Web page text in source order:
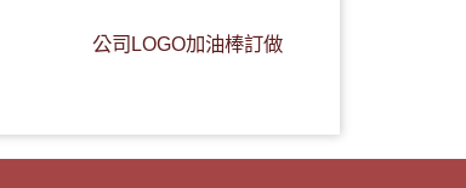
公司LOGO加油棒訂做